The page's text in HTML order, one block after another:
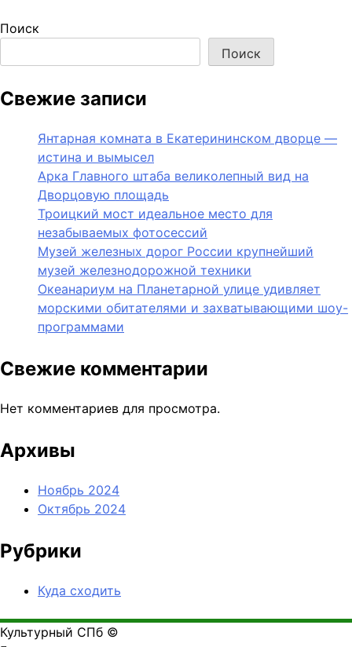
Поиск
Поиск
Свежие записи
Янтарная комната в Екатерининском дворце —
истина и вымысел
Арка Главного штаба великолепный вид на
Дворцовую площадь
Троицкий мост идеальное место для
незабываемых фотосессий
Музей железных дорог России крупнейший
музей железнодорожной техники
Океанариум на Планетарной улице удивляет
морскими обитателями и захватывающими шоу-
программами
Свежие комментарии
Нет комментариев для просмотра.
Архивы
Ноябрь 2024
Октябрь 2024
Рубрики
Куда сходить
Культурный СПб ©